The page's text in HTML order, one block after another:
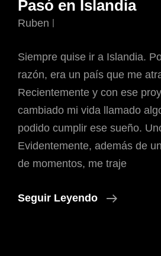
Pasó en Islandia
Ruben
Siempre quise ir a Islandia.
razón, era un país que me
Recientemente y con ese
cambiado mi vida llamado
podido cumplir ese sueño.
Evidentemente, además de
de momentos, me traje
Seguir Leyendo
Pasó